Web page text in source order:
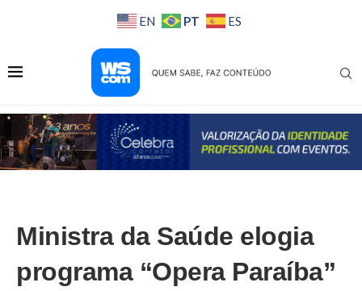
EN PT ES
Ministra da Saúde elogia
programa “Opera Paraíba”